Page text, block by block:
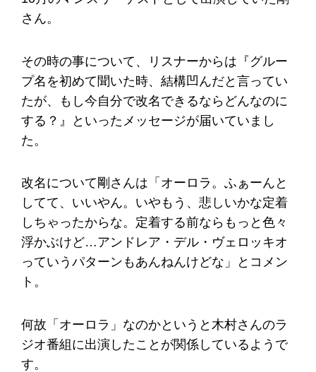
さん。
その時の事について、リスナーからは『グルー
プ名を初めて聞いた時、結構凹んだと言ってい
たが、もし今自分で改名できるならどんなのに
する？』といったメッセージが届いていまし
た。
改名について剛さんは「オーロラ。ふぁーんと
してて、いいやん。いやもう、悲しいかな定着
しちゃったからな。定着する前ならもっと色々
浮かぶけど…アンドレア・デル・ヴェロッキオ
っていうパターンもあんねんけどな」とコメン
ト。
何故「オーロラ」なのかというと木村さんのラ
ジオ番組に出演したことが関係しているようで
す。